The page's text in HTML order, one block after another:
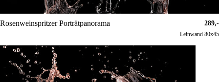
Rosenweinspritzer Porträtpanorama 289,-
Leinwand 80x45